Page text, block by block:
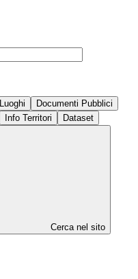
Luoghi
Documenti Pubblici
Info Territori Dataset
Cerca nel sito